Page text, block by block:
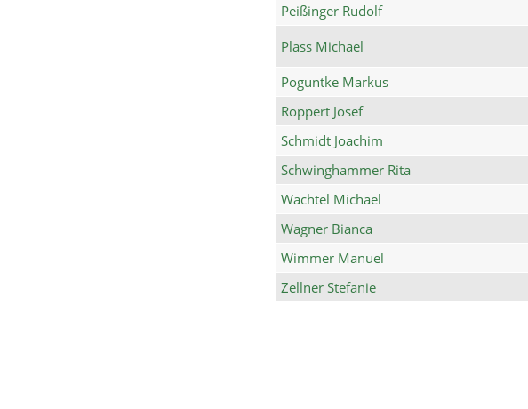
Peißinger Rudolf
Plass Michael
Poguntke Markus
Roppert Josef
Schmidt Joachim
Schwinghammer Rita
Wachtel Michael
Wagner Bianca
Wimmer Manuel
Zellner Stefanie